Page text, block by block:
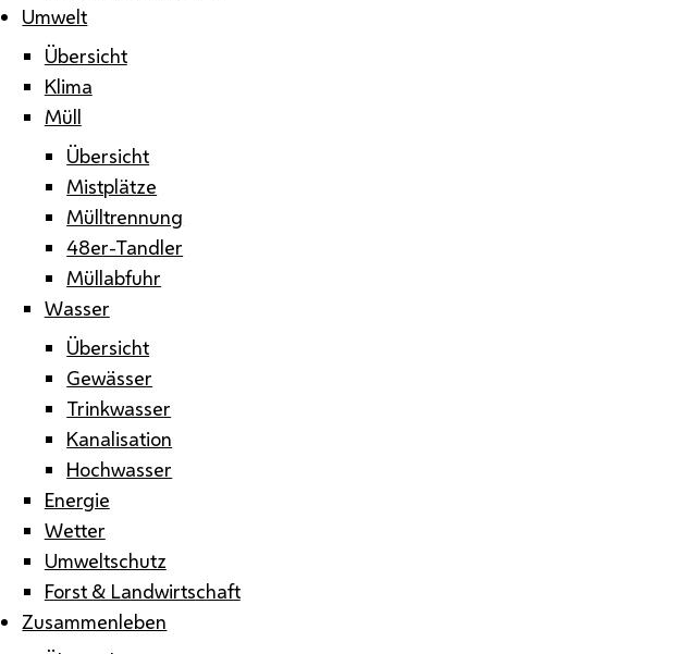
Umwelt
Übersicht
Klima
Müll
Übersicht
Mistplätze
Mülltrennung
48er-Tandler
Müllabfuhr
Wasser
Übersicht
Gewässer
Trinkwasser
Kanalisation
Hochwasser
Energie
Wetter
Umweltschutz
Forst & Landwirtschaft
Zusammenleben